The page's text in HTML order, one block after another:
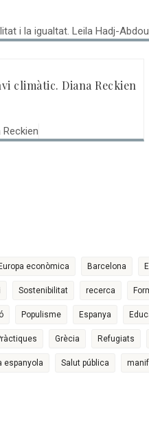
climàtic. Diana Reckien
Europa econòmica Barcelona
Sostenibilitat recerca
Populisme Espanya
Grècia Refugiats
espanyola Salut pública